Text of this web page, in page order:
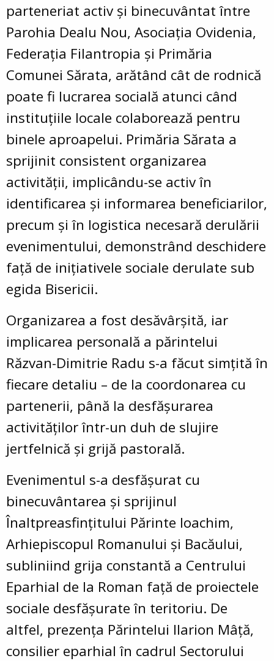
parteneriat activ și binecuvântat între
Parohia Dealu Nou, Asociația Ovidenia,
Federația Filantropia și Primăria
Comunei Sărata, arătând cât de rodnică
poate fi lucrarea socială atunci când
instituțiile locale colaborează pentru
binele aproapelui. Primăria Sărata a
sprijinit consistent organizarea
activității, implicându-se activ în
identificarea și informarea beneficiarilor,
precum și în logistica necesară derulării
evenimentului, demonstrând deschidere
față de inițiativele sociale derulate sub
egida Bisericii.
Organizarea a fost desăvârșită, iar
implicarea personală a părintelui
Răzvan-Dimitrie Radu s-a făcut simțită în
fiecare detaliu – de la coordonarea cu
partenerii, până la desfășurarea
activităților într-un duh de slujire
jertfelnică și grijă pastorală.
Evenimentul s-a desfășurat cu
binecuvântarea și sprijinul
Înaltpreasfințitului Părinte Ioachim,
Arhiepiscopul Romanului și Bacăului,
subliniind grija constantă a Centrului
Eparhial de la Roman față de proiectele
sociale desfășurate în teritoriu. De
altfel, prezența Părintelui Ilarion Mâță,
consilier eparhial în cadrul Sectorului